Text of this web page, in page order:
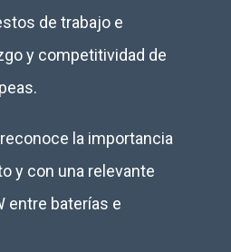
de trabajo e
y competitividad de
la importancia
y con una relevante
entre baterías e